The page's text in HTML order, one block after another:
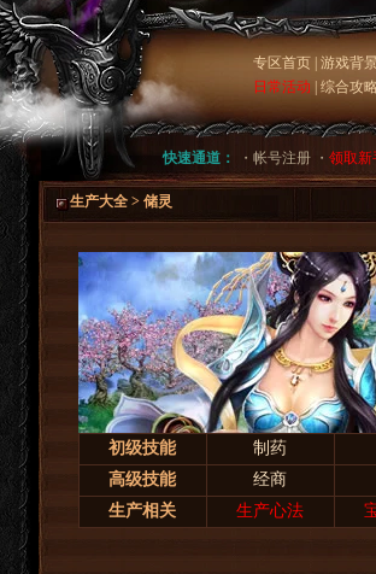
专区首页 游戏背
日常活动
综合攻
快速通道： ・ 帐号注册 ・ 领取新
生产大全 > 储灵
初级技能 制药
高级技能
经商
生产相关
生产心法